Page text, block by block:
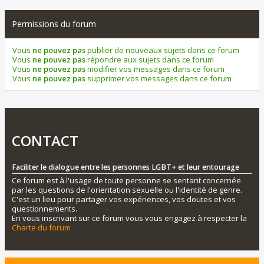
Permissions du forum
Vous ne pouvez paspublier de nouveaux sujets dans ce forum
Vous ne pouvez pasrépondre aux sujets dans ce forum
Vous ne pouvez pasmodifier vos messages dans ce forum
Vous ne pouvez pas supprimer vos messages dans ce forum
CONTACT
Faciliter le dialogue entre les personnes LGBT+ et leur entourage
Ce forum est à l'usage de toute personne se sentant concernée
par les questions de l'orientation sexuelle ou l'identité de genre.
C'est un lieu pour partager vos expériences, vos doutes et vos
questionnements.
En vous inscrivant sur ce forum vous vous engagez à respecter la
Charte du forum